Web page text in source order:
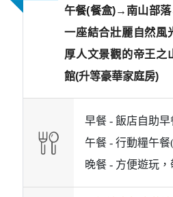
午餐(餐盒)→南山部
一座結合壯麗自然風
厚人文景觀的帝王
館(升等豪華家庭房)
早餐 - 飯店自助早
午餐 - 行動糧午餐
晚餐 - 方便遊玩，